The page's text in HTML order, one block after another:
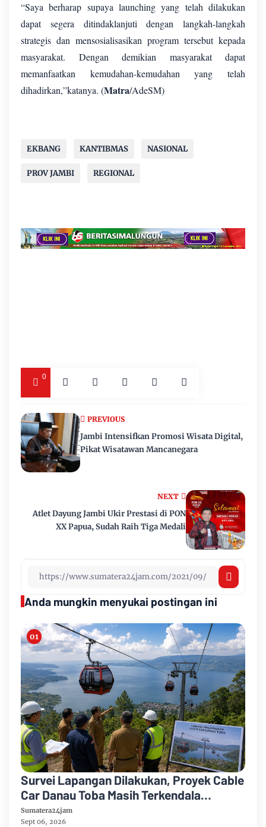
“Saya berharap supaya launching yang telah dilakukan
dapat segera ditindaklanjuti dengan langkah-langkah
strategis dan mensosialisasikan program tersebut kepada
masyarakat. Dengan demikian masyarakat dapat
memanfaatkan kemudahan-kemudahan yang telah
dihadirkan,”katanya. (Matra/AdeSM)
EKBANG KANTIBMAS NASIONAL
PROV JAMBI REGIONAL
0
NEXT
Atlet Dayung Jambi Ukir Prestasi di PON
XX Papua, Sudah Raih Tiga Medali
PREVIOUS
Jambi Intensifkan Promosi Wisata Digital,
Pikat Wisatawan Mancanegara
Anda mungkin menyukai postingan ini
Survei Lapangan Dilakukan, Proyek Cable
Car Danau Toba Masih Terkendala
Pembebasan BPHTB di Sebagian Lahan
Sumatera24jam
Sept 06, 2026